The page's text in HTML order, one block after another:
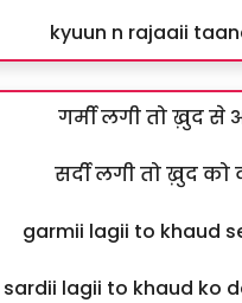
kyuun n rajaaii
गर्मी लगी तो ख़ुद से
सर्दी लगी तो ख़ुद को
garmii lagii to khaud
sardii lagii to khaud ko